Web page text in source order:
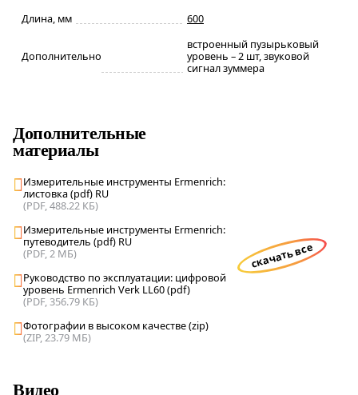
Длина, мм 600
Дополнительно
встроенный пузырьковый
уровень – 2 шт, звуковой
сигнал зуммера
Дополнительные
материалы
Измерительные инструменты Ermenrich:
листовка (pdf) RU
(PDF, 488.22 КБ)
Измерительные инструменты Ermenrich:
путеводитель (pdf) RU
(PDF, 2 МБ)
Руководство по эксплуатации: цифровой
уровень Ermenrich Verk LL60 (pdf)
(PDF, 356.79 КБ)
Фотографии в высоком качестве (zip)
(ZIP, 23.79 МБ)
скачать все
Видео